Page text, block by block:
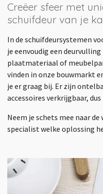
Creëer sfeer met
schuifdeur van je
In de schuifdeursystemen
je eenvoudig een
plaatmateriaal of
vinden in onze bouwmarkt
je er graag bij. Er zijn
accessoires verkrijgbaar,
Neem je schets mee naar
specialist welke oplossing